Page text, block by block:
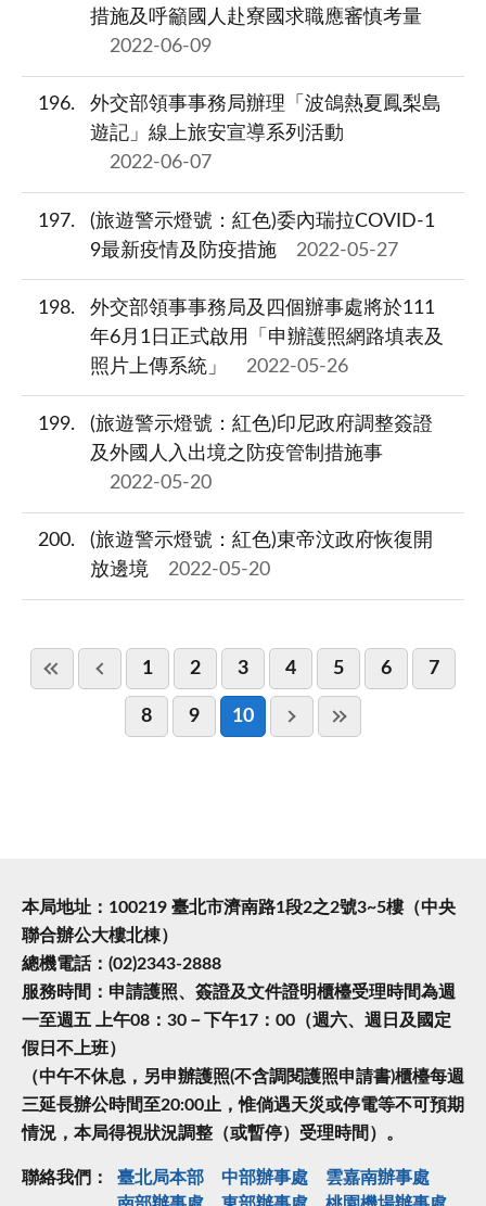
措施及呼籲國人赴寮國求職應審慎考量
2022-06-09
196
外交部領事事務局辦理「波鴿熱夏鳳梨島
遊記」線上旅安宣導系列活動
2022-06-07
197
(旅遊警示燈號：紅色)委內瑞拉COVID-1
9最新疫情及防疫措施
2022-05-27
198
外交部領事事務局及四個辦事處將於111
年6月1日正式啟用「申辦護照網路填表及
照片上傳系統」
2022-05-26
199
(旅遊警示燈號：紅色)印尼政府調整簽證
及外國人入出境之防疫管制措施事
2022-05-20
200
(旅遊警示燈號：紅色)東帝汶政府恢復開
放邊境
2022-05-20
1 2 3 4 5 6 7
8 9 10
本局地址：100219 臺北市濟南路1段2之2號3~5樓（中央
聯合辦公大樓北棟）
總機電話：(02)2343-2888
服務時間：申請護照、簽證及文件證明櫃檯受理時間為週
一至週五 上午08：30－下午17：00（週六、週日及國定
假日不上班）
（中午不休息，另申辦護照(不含調閱護照申請書)櫃檯每週
三延長辦公時間至20:00止，惟倘遇天災或停電等不可預期
情況，本局得視狀況調整（或暫停）受理時間）。
聯絡我們： 臺北局本部 中部辦事處
雲嘉南辦事處